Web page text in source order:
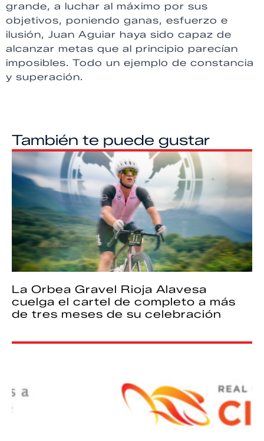
grande, a luchar al máximo por sus
objetivos, poniendo ganas, esfuerzo e
ilusión, Juan Aguiar haya sido capaz de
alcanzar metas que al principio parecían
imposibles. Todo un ejemplo de constancia
y superación.
También te puede gustar
La Orbea Gravel Rioja Alavesa
cuelga el cartel de completo a más
de tres meses de su celebración